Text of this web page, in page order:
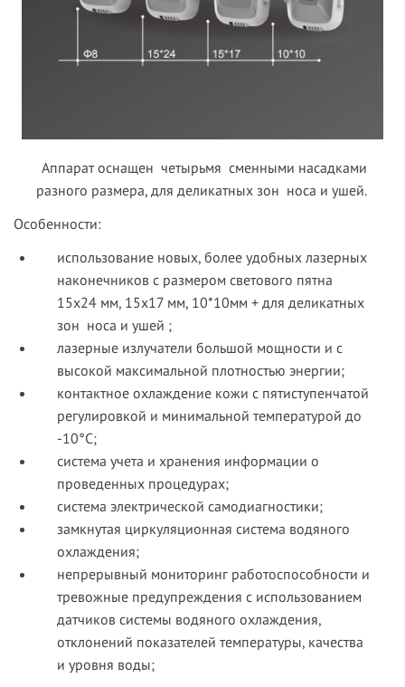
Аппарат оснащен четырьмя сменными насадками
разного размера, для деликатных зон носа и ушей.
Особенности:
использование новых, более удобных лазерных
наконечников с размером светового пятна
15х24 мм, 15х17 мм, 10*10мм + для деликатных
зон носа и ушей ;
лазерные излучатели большой мощности и с
высокой максимальной плотностью энергии;
контактное охлаждение кожи с пятиступенчатой
регулировкой и минимальной температурой до
-10°C;
система учета и хранения информации о
проведенных процедурах;
система электрической самодиагностики;
замкнутая циркуляционная система водяного
охлаждения;
непрерывный мониторинг работоспособности и
тревожные предупреждения с использованием
датчиков системы водяного охлаждения,
отклонений показателей температуры, качества
и уровня воды;